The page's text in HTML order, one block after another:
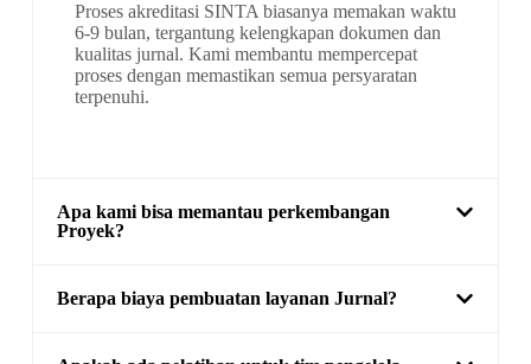
Proses akreditasi SINTA biasanya memakan waktu
6-9 bulan, tergantung kelengkapan dokumen dan
kualitas jurnal. Kami membantu mempercepat
proses dengan memastikan semua persyaratan
terpenuhi.
Apa kami bisa memantau perkembangan
Proyek?
Berapa biaya pembuatan layanan Jurnal?